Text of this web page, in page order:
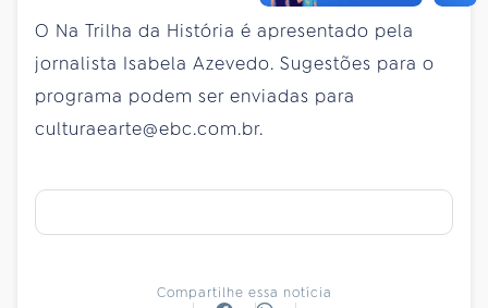
O Na Trilha da História é apresentado pela
jornalista Isabela Azevedo. Sugestões para o
programa podem ser enviadas para
culturaearte@ebc.com.br.
Compartilhe essa notícia